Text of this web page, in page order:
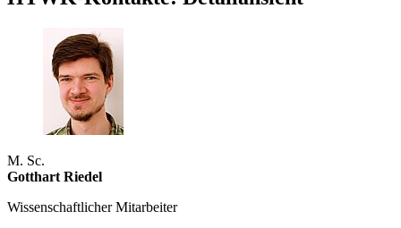
M. Sc.
Gotthart Riedel
Wissenschaftlicher Mitarbeiter